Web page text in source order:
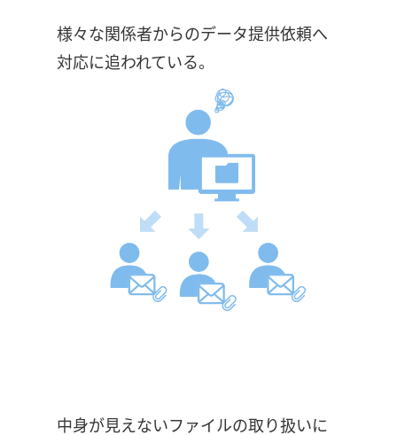
様々な関係者からのデータ提供依頼へ
対応に追われている。
中身が見えないファイルの取り扱いに